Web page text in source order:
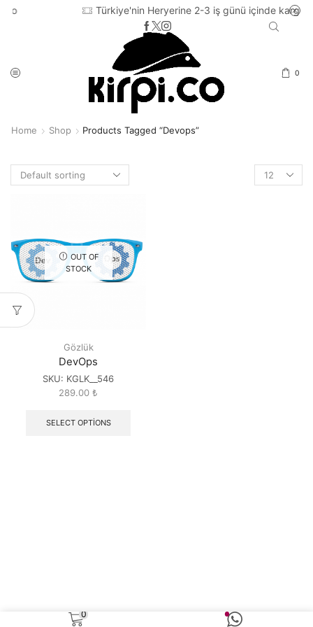
Türkiye'nin Heryerine 2-3 iş günü içinde kargo
0
Home Shop Products Tagged “devops”
Products
per
OUT OF
STOCK
Gözlük
DevOps
SKU: KGLK__546
289.00 ₺
SELECT OPTIONS
0